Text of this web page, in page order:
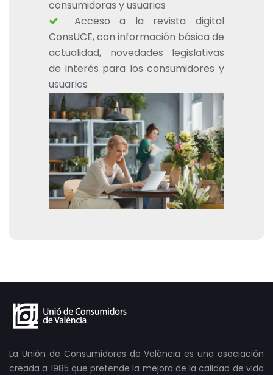
consumidoras y usuarias
Acceso a la revista digital
ConsUCE, con información básica de
actualidad, novedades legislativas
de interés para los consumidores y
usuarios
La Unión de Consumidores de València es una asociación
creada a 1985 que pretende la mejora de la calidad de vida